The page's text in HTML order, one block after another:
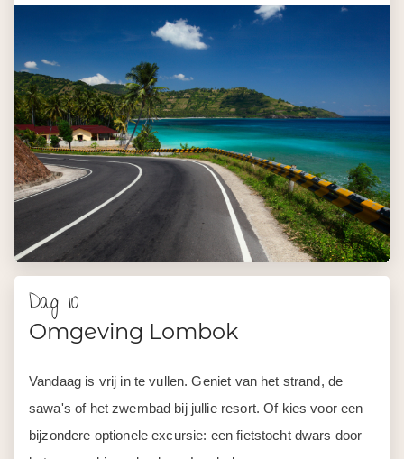
Dag 10
Omgeving Lombok
Vandaag is vrij in te vullen. Geniet van het strand, de
sawa's of het zwembad bij jullie resort. Of kies voor een
bijzondere optionele excursie: een fietstocht dwars door